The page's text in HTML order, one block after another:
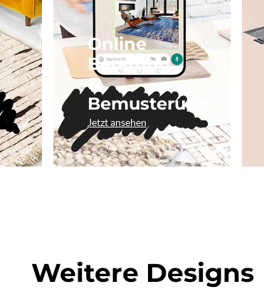
Online
Beratung
&
Bemusterung
Jetzt ansehen
Weitere Designs